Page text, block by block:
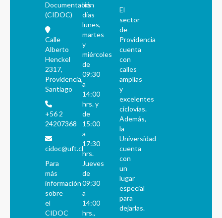
Documentación
(CIDOC)
Calle
Alberto
Henckel
2317,
Providencia,
Santiago
+56 2
24207368
cidoc@uft.cl
Para
más
información
sobre
el
CIDOC
los
días
lunes,
martes
y
miércoles
de
09:30
a
14:00
hrs. y
de
15:00
a
17:30
hrs.
Jueves
de
09:30
a
14:00
hrs.,
El
sector
de
Providencia
cuenta
con
calles
amplias
y
excelentes
ciclovías.
Además,
la
Universidad
cuenta
con
un
lugar
especial
para
dejarlas.